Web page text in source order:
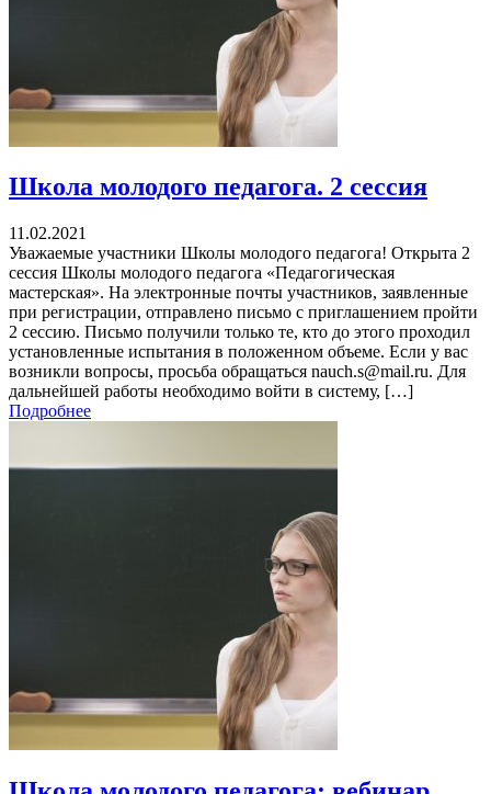
Школа молодого педагога. 2 сессия
11.02.2021
Уважаемые участники Школы молодого педагога! Открыта 2
сессия Школы молодого педагога «Педагогическая
мастерская». На электронные почты участников, заявленные
при регистрации, отправлено письмо с приглашением пройти
2 сессию. Письмо получили только те, кто до этого проходил
установленные испытания в положенном объеме. Если у вас
возникли вопросы, просьба обращаться nauch.s@mail.ru. Для
дальнейшей работы необходимо войти в систему, […]
Подробнее